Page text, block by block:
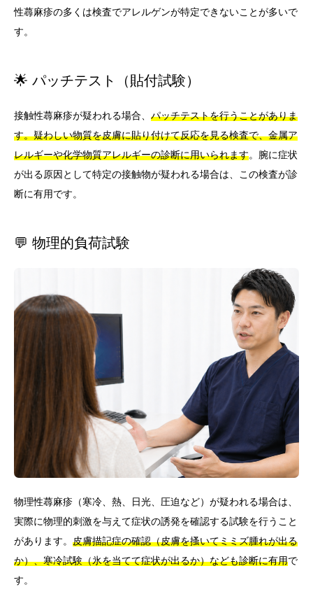
性蕁麻疹の多くは検査でアレルゲンが特定できないことが多いで
す。
🌟 パッチテスト（貼付試験）
接触性蕁麻疹が疑われる場合、 パッチテストを行うことがありま
す。疑わしい物質を皮膚に貼り付けて反応を見る検査で、金属ア
レルギーや化学物質アレルギーの診断に用いられます。腕に症状
が出る原因として特定の接触物が疑われる場合は、この検査が診
断に有用です。
💬 物理的負荷試験
物理性蕁麻疹（寒冷、熱、日光、圧迫など）が疑われる場合は、
実際に物理的刺激を与えて症状の誘発を確認する試験を行うこと
があります。 皮膚描記症の確認（皮膚を搔いてミミズ腫れが出る
か）、寒冷試験（氷を当てて症状が出るか）なども診断に有用で
す。